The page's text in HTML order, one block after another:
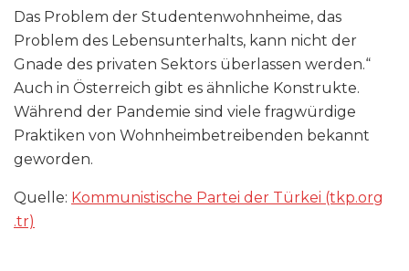
Das Problem der Studentenwohnheime, das
Problem des Lebensunterhalts, kann nicht der
Gnade des privaten Sektors überlassen werden.“
Auch in Österreich gibt es ähnliche Konstrukte.
Während der Pandemie sind viele fragwürdige
Praktiken von Wohnheimbetreibenden bekannt
geworden.
Quelle: Kommunistische Partei der Türkei (tkp​.org​
.tr)